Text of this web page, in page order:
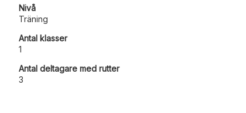
Nivå
Träning
Antal klasser
1
Antal deltagare med rutter
3